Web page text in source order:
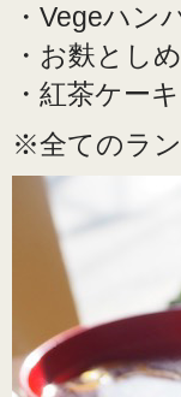
・Vegeハン
・お麩とし
・紅茶ケーキ
※全てのラ